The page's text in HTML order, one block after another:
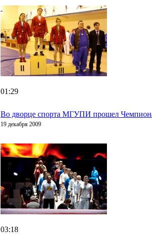
01:29
Во дворце спорта МГУПИ прошел
19 декабря 2009
03:18